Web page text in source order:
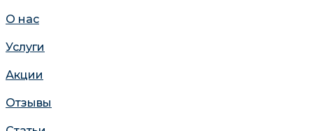
О нас
Услуги
Акции
Отзывы